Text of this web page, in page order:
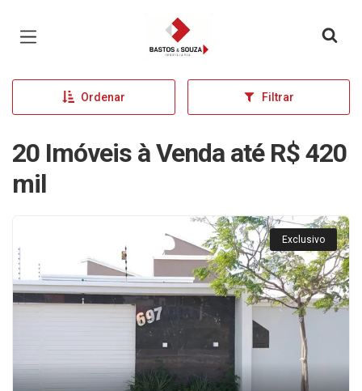
Página inicial
Ordenar Filtrar
20 Imóveis à Venda até R$ 420
mil
Exclusivo